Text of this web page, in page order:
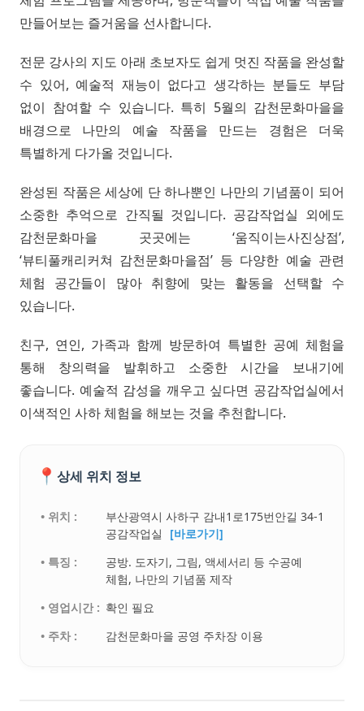
만들어보는 즐거움을 선사합니다.
전문 강사의 지도 아래 초보자도 쉽게 멋진 작품을 완성할
수 있어, 예술적 재능이 없다고 생각하는 분들도 부담
없이 참여할 수 있습니다. 특히 5월의 감천문화마을을
배경으로 나만의 예술 작품을 만드는 경험은 더욱
특별하게 다가올 것입니다.
완성된 작품은 세상에 단 하나뿐인 나만의 기념품이 되어
소중한 추억으로 간직될 것입니다. 공감작업실 외에도
감천문화마을 곳곳에는 ‘움직이는사진상점’,
‘뷰티풀캐리커쳐 감천문화마을점’ 등 다양한 예술 관련
체험 공간들이 많아 취향에 맞는 활동을 선택할 수
있습니다.
친구, 연인, 가족과 함께 방문하여 특별한 공예 체험을
통해 창의력을 발휘하고 소중한 시간을 보내기에
좋습니다. 예술적 감성을 깨우고 싶다면 공감작업실에서
이색적인 사하 체험을 해보는 것을 추천합니다.
📍 상세 위치 정보
• 위치 :
부산광역시 사하구 감내1로175번안길 34-1
공감작업실
[바로가기]
• 특징 :
공방. 도자기, 그림, 액세서리 등 수공예
체험, 나만의 기념품 제작
• 영업시간 : 확인 필요
• 주차 :
감천문화마을 공영 주차장 이용